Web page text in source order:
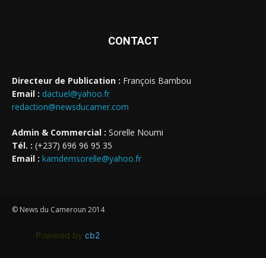
CONTACT
Directeur de Publication : François Bambou
Email : dactuel@yahoo.fr
redaction@newsducamer.com
Admin & Commercial : Sorelle Noumi
Tél. : (+237) 696 96 95 35
Email : kamdemsorelle@yahoo.fr
© News du Cameroun 2014
Powered by cb2